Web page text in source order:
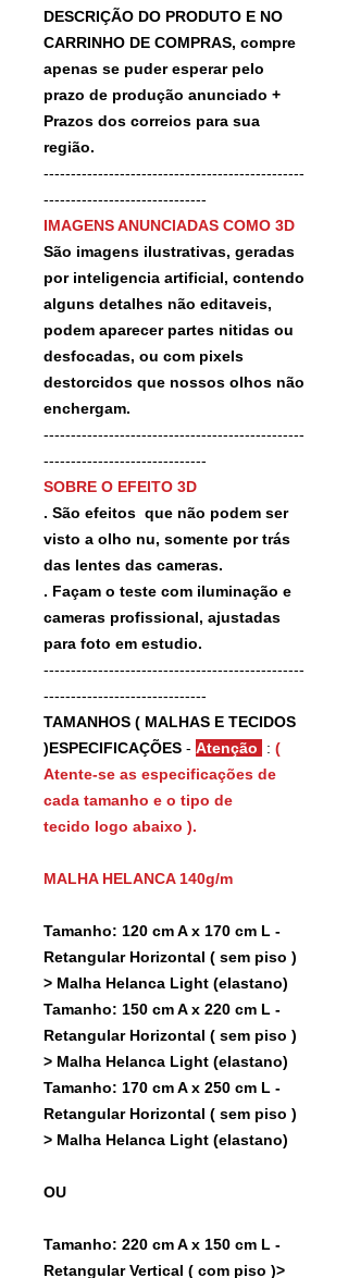
DESCRIÇÃO DO PRODUTO E NO
CARRINHO DE COMPRAS, compre
apenas se puder esperar pelo
prazo de produção anunciado +
Prazos dos correios para sua
região.
------------------------------------------------
------------------------------
IMAGENS ANUNCIADAS COMO 3D
São imagens ilustrativas, geradas
por inteligencia artificial, contendo
alguns detalhes não editaveis,
podem aparecer partes nitidas ou
desfocadas, ou com pixels
destorcidos que nossos olhos não
enchergam.
------------------------------------------------
------------------------------
SOBRE O EFEITO 3D
. São efeitos que não podem ser
visto a olho nu, somente por trás
das lentes das cameras.
. Façam o teste com iluminação e
cameras profissional, ajustadas
para foto em estudio.
------------------------------------------------
------------------------------
TAMANHOS ( MALHAS E TECIDOS
)ESPECIFICAÇÕES - Atenção : (
Atente-se as especificações de
cada tamanho e o tipo de
tecido logo abaixo ).
MALHA HELANCA 140g/m
Tamanho: 120 cm A x 170 cm L -
Retangular Horizontal ( sem piso )
> Malha Helanca Light (elastano)
Tamanho: 150 cm A x 220 cm L -
Retangular Horizontal ( sem piso )
> Malha Helanca Light (elastano)
Tamanho: 170 cm A x 250 cm L -
Retangular Horizontal ( sem piso )
> Malha Helanca Light (elastano)
OU
Tamanho: 220 cm A x 150 cm L -
Retangular Vertical ( com piso )>